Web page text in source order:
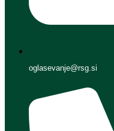
oglasevanje@rsg.si